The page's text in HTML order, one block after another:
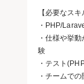
【必要なスキ
・PHP/
・仕様や挙
験
・テスト
・チームで